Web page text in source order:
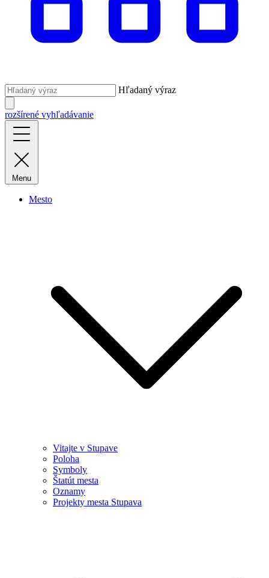
Hľadaný výraz
rozšírené vyhľadávanie
Menu
Mesto
Vitajte v Stupave
Poloha
Symboly
Štatút mesta
Oznamy
Projekty mesta Stupava